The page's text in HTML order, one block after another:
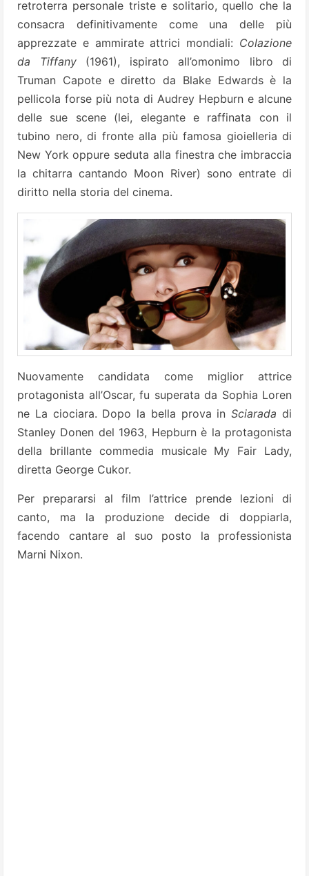
retroterra personale triste e solitario, quello che la
consacra definitivamente come una delle più
apprezzate e ammirate attrici mondiali: Colazione
da Tiffany(1961), ispirato all’omonimo libro di
Truman Capote e diretto da Blake Edwards è la
pellicola forse più nota di Audrey Hepburn e alcune
delle sue scene (lei, elegante e raffinata con il
tubino nero, di fronte alla più famosa gioielleria di
New York oppure seduta alla finestra che imbraccia
la chitarra cantando Moon River) sono entrate di
diritto nella storia del cinema.
Nuovamente candidata come miglior attrice
protagonista all’Oscar, fu superata da Sophia Loren
ne La ciociara. Dopo la bella prova inSciarada di
Stanley Donen del 1963, Hepburn è la protagonista
della brillante commedia musicale My Fair Lady,
diretta George Cukor.
Per prepararsi al film l’attrice prende lezioni di
canto, ma la produzione decide di doppiarla,
facendo cantare al suo posto la professionista
Marni Nixon.